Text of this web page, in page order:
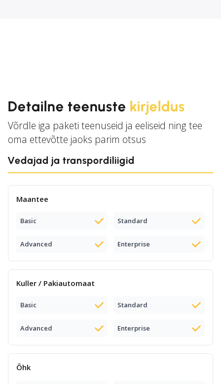
Detailne teenuste kirjeldus
Võrdle iga paketi teenuseid ja eeliseid ning tee
oma ettevõtte jaoks parim otsus
Vedajad ja transpordiliigid
Maantee
Basic Standard
Advanced Enterprise
Kuller / Pakiautomaat
Basic Standard
Advanced Enterprise
Õhk